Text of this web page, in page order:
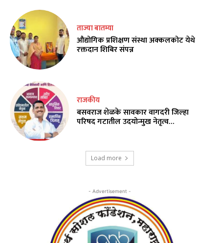
ताज्या बातम्या
औद्योगिक प्रशिक्षण संस्था अक्कलकोट येथे
रक्तदान शिबिर संपन्न
राजकीय
बसवराज शेळके सावकार वागदरी जिल्हा
परिषद गटातील उदयोन्मुख नेतृत्व…
Load more
- Advertisement -